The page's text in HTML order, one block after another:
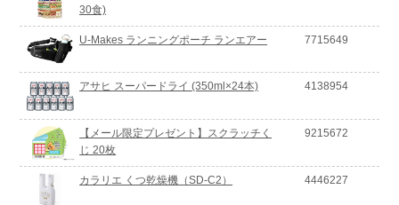
30食)
U-Makes ランニングポーチ ランエアー 7715649
アサヒ スーパードライ (350ml×24本) 4138954
【メール限定プレゼント】スクラッチく
じ 20枚
9215672
カラリエ くつ乾燥機（SD-C2） 4446227